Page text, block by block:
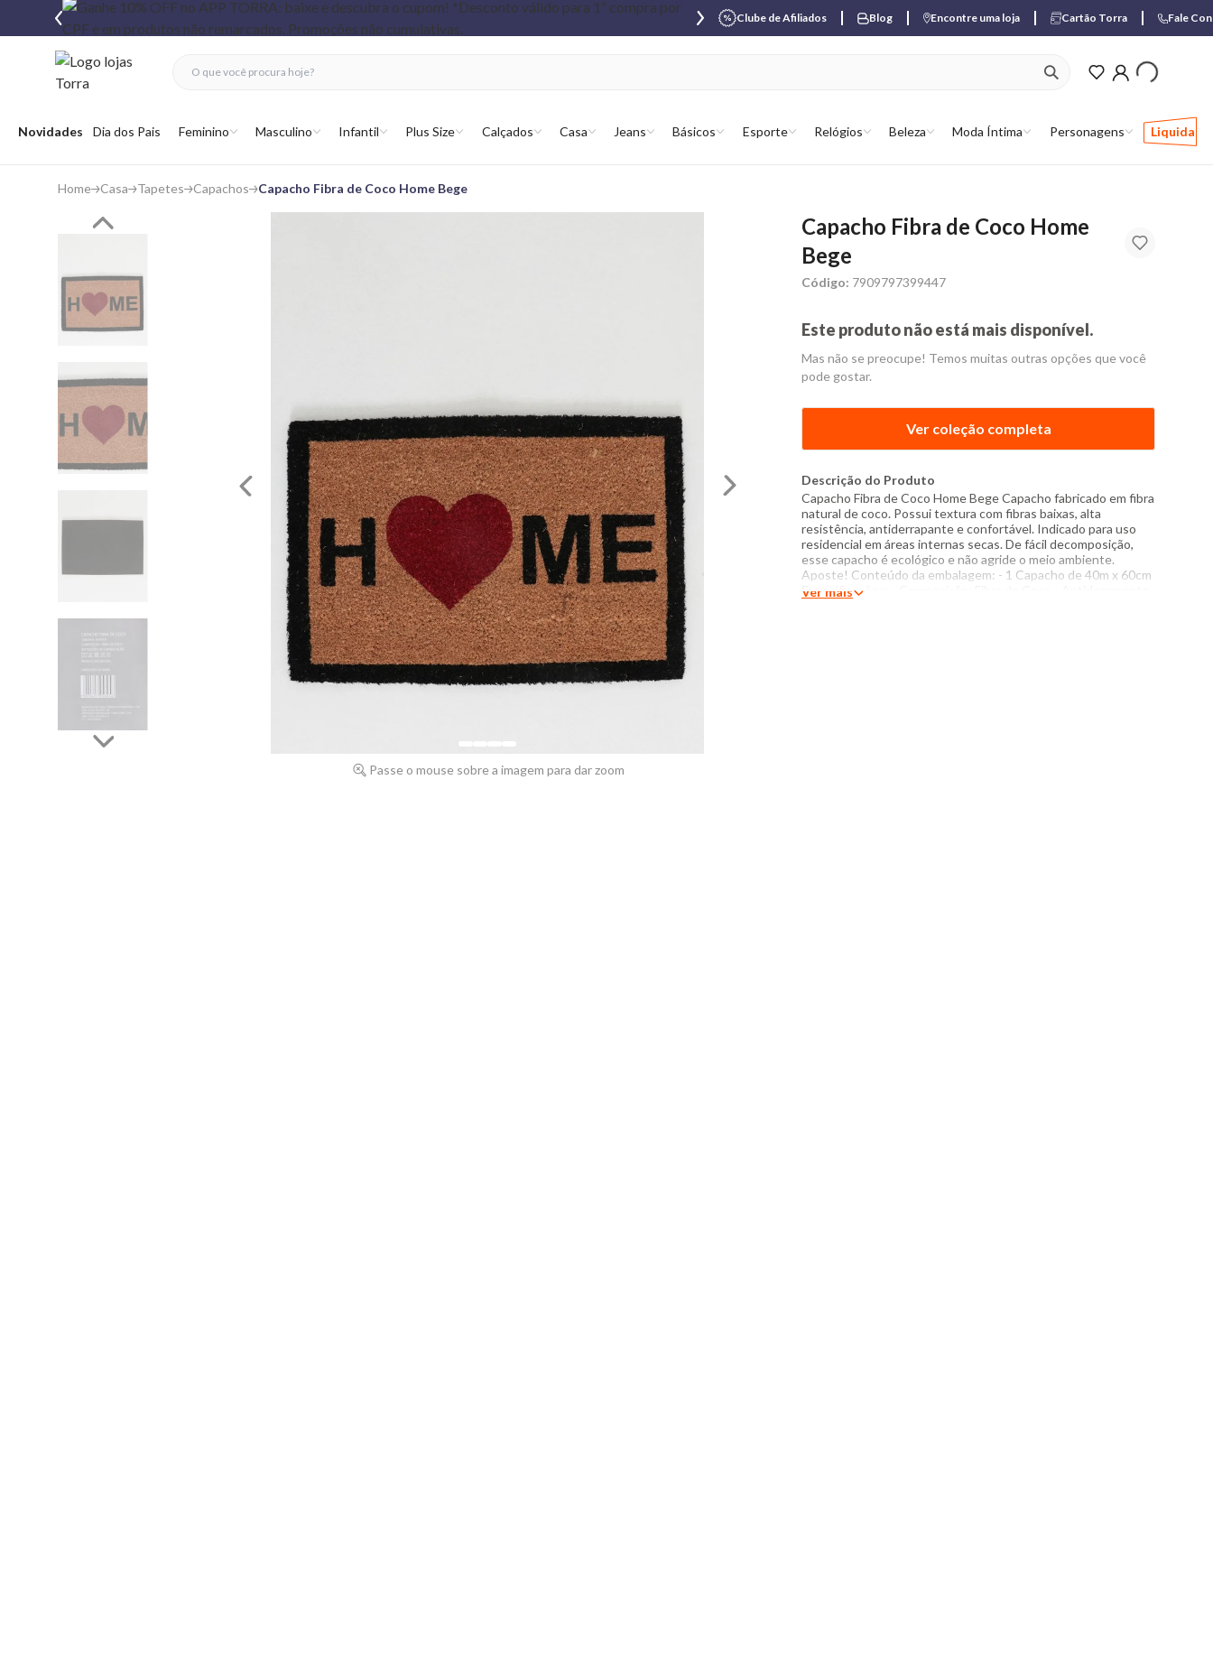
Clube de Afiliados Blog Encontre uma loja Cartão Torra Fale
Abrir menu
Novidades Dia dos Pais Feminino Masculino Infantil Plus Size Calçados Casa Jeans Básicos Esporte Relógios Beleza Moda Íntima Personagens Liquida
ver produtos
fechar menu
fechar menu
favoritos
Home Casa Tapetes Capachos Capacho Fibra de Coco Home Bege
Passe o mouse sobre a imagem para dar zoom
Capacho Fibra de Coco Home
Bege
Código: 7909797399447
Este produto não está mais disponível.
Mas não se preocupe! Temos muitas outras opções que você
pode gostar.
Ver coleção completa
Descrição do Produto
Capacho Fibra de Coco Home Bege Capacho fabricado em fibra
natural de coco. Possui textura com fibras baixas, alta
resistência, antiderrapante e confortável. Indicado para uso
residencial em áreas internas secas. De fácil decomposição,
esse capacho é ecológico e não agride o meio ambiente.
Aposte! Conteúdo da embalagem: - 1 Capacho de 40m x 60cm
Especificações: - Composição: Fibra de Coco - Antiderrapante
Ver mais